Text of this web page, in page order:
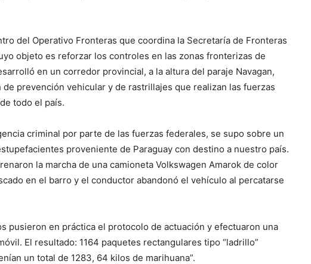
La
Verdad
es
del Operativo Fronteras que coordina la Secretaría de Fronteras
objeto es reforzar los controles en las zonas fronterizas de
en un corredor provincial, a la altura del paraje Navagan,
prevención vehicular y de rastrillajes que realizan las fuerzas
todo el país.
criminal por parte de las fuerzas federales, se supo sobre un
proveniente de Paraguay con destino a nuestro país.
la marcha de una camioneta Volkswagen Amarok de color
en el barro y el conductor abandonó el vehículo al percatarse
pusieron en práctica el protocolo de actuación y efectuaron una
El resultado: 1164 paquetes rectangulares tipo “ladrillo”
un total de 1283, 64 kilos de marihuana”.